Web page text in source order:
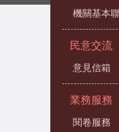
機關基本
民意交流
意見信箱
業務服務
閱卷服務